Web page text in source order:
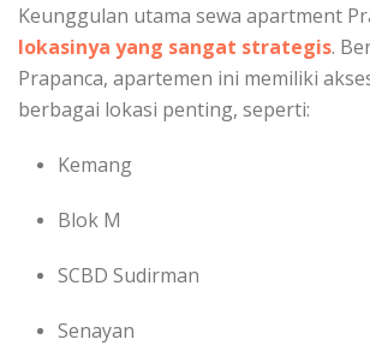
Keunggulan utama sewa apartment
lokasinya yang sangat strategis.
Prapanca, apartemen ini memiliki
berbagai lokasi penting, seperti:
Kemang
Blok M
SCBD Sudirman
Senayan